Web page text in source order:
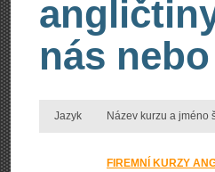
nás
Jazyk Název kurzu a jméno
FIREMNÍ KURZY